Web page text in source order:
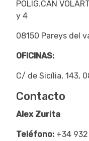
POLIG.CAN
y 4
08150 Pareys del
OFICINAS:
C/ de Sicília, 143,
Contacto
Alex Zurita
Teléfono: +34